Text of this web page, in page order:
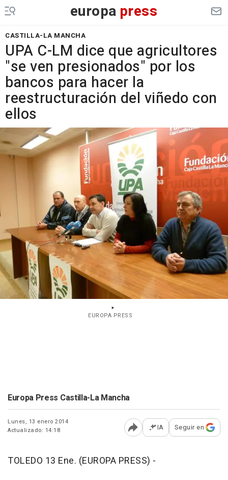
europa press
CASTILLA-LA MANCHA
UPA C-LM dice que agricultores
"se ven presionados" por los
bancos para hacer la
reestructuración del viñedo con
ellos
EUROPA PRESS
Europa Press Castilla-La Mancha
Lunes, 13 enero 2014
Actualizado: 14:18
Abrir opciones para
IA Seguir en
TOLEDO 13 Ene. (EUROPA PRESS) -